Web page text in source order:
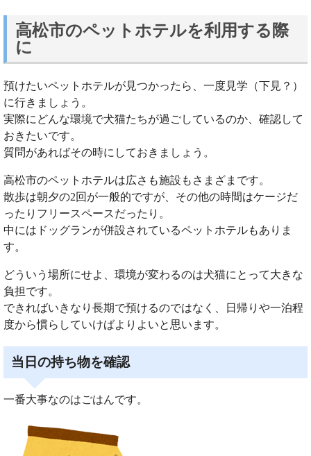
高松市のペットホテルを利用する際
に
預けたいペットホテルが見つかったら、一度見学（下見？）
に行きましょう。
実際にどんな環境で犬猫たちが過ごしているのか、確認して
おきたいです。
質問があればその時にしておきましょう。
高松市のペットホテルは広さも施設もさまざまです。
散歩は朝夕の2回が一般的ですが、その他の時間はケージだ
ったりフリースペースだったり。
中にはドッグランが併設されているペットホテルもありま
す。
どういう場所にせよ、環境が変わるのは犬猫にとって大きな
負担です。
できればいきなり長期で預けるのではなく、日帰りや一泊程
度から慣らしていけばよりよいと思います。
当日の持ち物を確認
一番大事なのはごはんです。